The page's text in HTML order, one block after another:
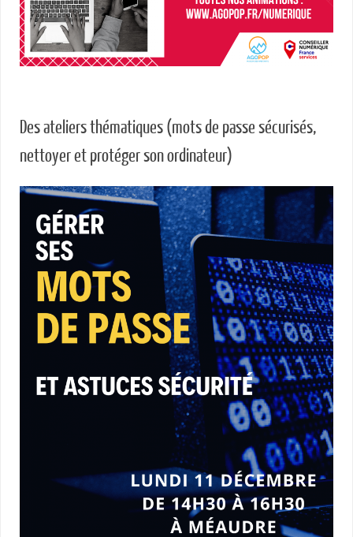
Des ateliers thématiques (mots de passe sécurisés,
nettoyer et protéger son ordinateur)